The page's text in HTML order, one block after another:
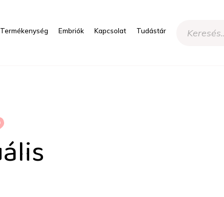
Termékenység Embriók Kapcsolat Tudástár